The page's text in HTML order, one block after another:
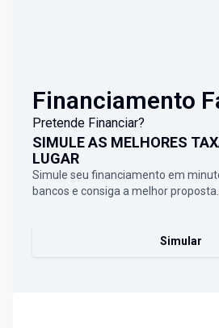
Financiamento
Pretende Financiar?
SIMULE AS MELHORES
LUGAR
Simule seu financiamento em
bancos e consiga a melhor proposta.
Simular